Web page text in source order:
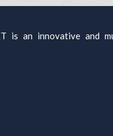
is an innovative and